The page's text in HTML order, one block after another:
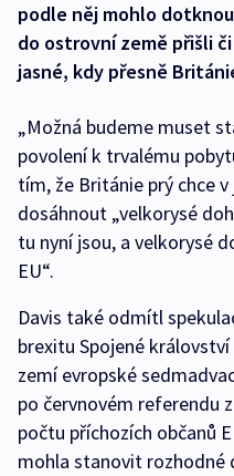
podle něj mohlo
do ostrovní země přišli
jasné, kdy přesně
„Možná budeme muset
povolení k trvalému
tím, že Británie prý chce
dosáhnout „velkorysé
tu nyní jsou, a velkorysé
EU“.
Davis také odmítl
brexitu Spojené
zemí evropské
po červnovém referendu
počtu příchozích občanů
mohla stanovit rozhodné